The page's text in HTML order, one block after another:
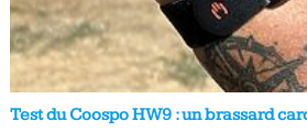
Test du Coospo HW9 : un brassard